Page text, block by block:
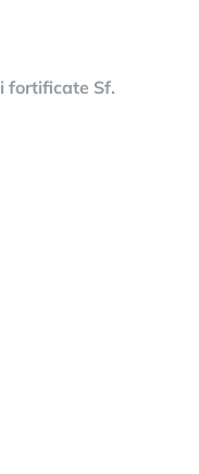
fortificate Sf.